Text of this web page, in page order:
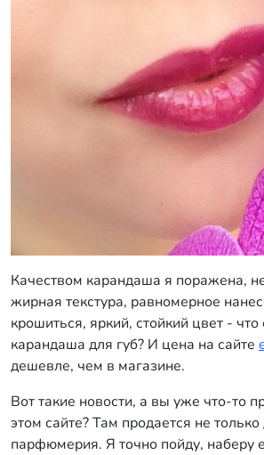
Качеством карандаша я поражена,
жирная текстура, равномерное
крошиться, яркий, стойкий цвет -
карандаша для губ? И цена на сайте
дешевле, чем в магазине.
Вот такие новости, а вы уже что-то
этом сайте? Там продается не
парфюмерия. Я точно пойду, наберу